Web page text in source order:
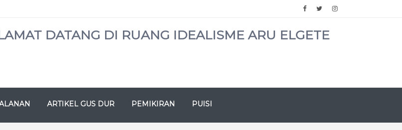
DATANG DI RUANG IDEALISME ARU ELGETE
ARTIKEL GUS DUR PEMIKIRAN PUISI